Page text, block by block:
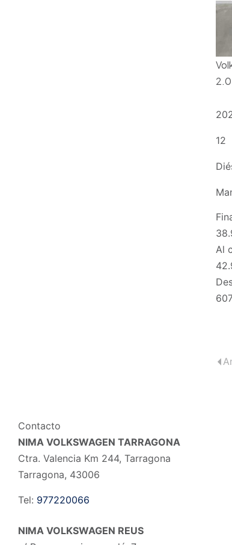
2.0
12
Al
Contacto
NIMA VOLKSWAGEN TARRAGONA
Ctra. Valencia Km 244, Tarragona
Tarragona, 43006
Tel: 977220066
NIMA VOLKSWAGEN REUS